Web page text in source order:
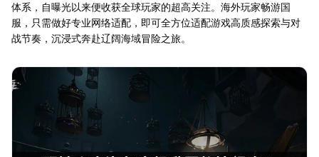
体系，自曝光以来便收获全球玩家的超高关注。海外玩家畅游国
服，只需做好专业网络适配，即可全方位适配游戏高质感探索与对
战节奏，沉浸式奔赴辽阔海域冒险之旅。